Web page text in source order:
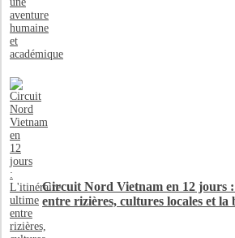
Circuit Nord Vietnam en 12 jours
entre rizières, cultures locales et